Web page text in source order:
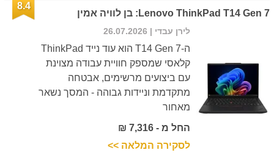
Lenovo ThinkPad T14 Gen 7: בן לוויה אמין
8.4
לירן עבדי | 26.07.2026
ה-T14 Gen 7 הוא עוד נייד ThinkPad
קלאסי שמספק חוויית עבודה מצוינת
עם ביצועים מרשימים, אבטחה
מתקדמת וניידות גבוהה - המסך נשאר
מאחור
החל מ - 7,316 ₪
לסקירה המלאה >>